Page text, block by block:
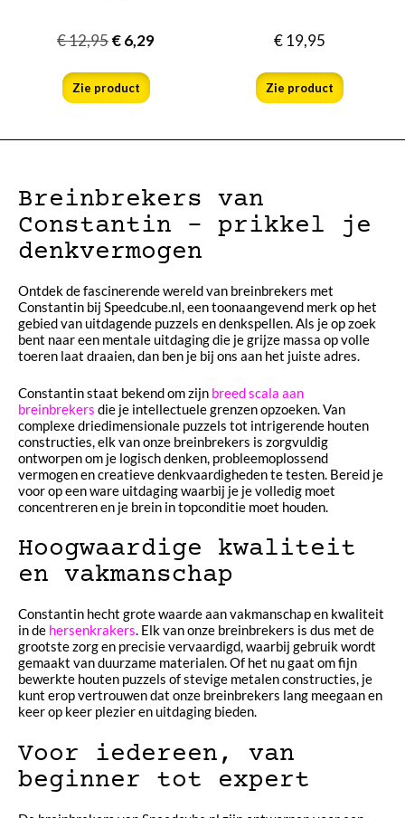
€12,95€6,29
Zie product
€19,95
Zie product
Breinbrekers van
Constantin – prikkel je
denkvermogen
Ontdek de fascinerende wereld van breinbrekers met
Constantin bij Speedcube.nl, een toonaangevend merk op het
gebied van uitdagende puzzels en denkspellen. Als je op zoek
bent naar een mentale uitdaging die je grijze massa op volle
toeren laat draaien, dan ben je bij ons aan het juiste adres.
Constantin staat bekend om zijn breed scala aan
breinbrekers die je intellectuele grenzen opzoeken. Van
complexe driedimensionale puzzels tot intrigerende houten
constructies, elk van onze breinbrekers is zorgvuldig
ontworpen om je logisch denken, probleemoplossend
vermogen en creatieve denkvaardigheden te testen. Bereid je
voor op een ware uitdaging waarbij je je volledig moet
concentreren en je brein in topconditie moet houden.
Hoogwaardige kwaliteit
en vakmanschap
Constantin hecht grote waarde aan vakmanschap en kwaliteit
in de hersenkrakers. Elk van onze breinbrekers is dus met de
grootste zorg en precisie vervaardigd, waarbij gebruik wordt
gemaakt van duurzame materialen. Of het nu gaat om fijn
bewerkte houten puzzels of stevige metalen constructies, je
kunt erop vertrouwen dat onze breinbrekers lang meegaan en
keer op keer plezier en uitdaging bieden.
Voor iedereen, van
beginner tot expert